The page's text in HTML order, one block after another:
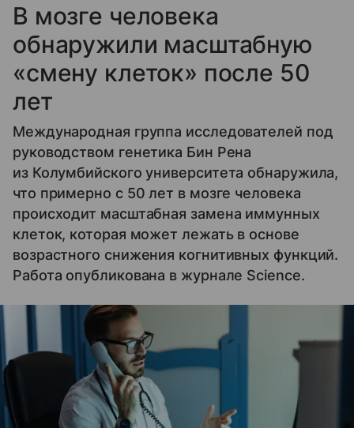
В мозге человека
обнаружили масштабную
«смену клеток» после 50
лет
Международная группа исследователей под
руководством генетика Бин Рена
из Колумбийского университета обнаружила,
что примерно с 50 лет в мозге человека
происходит масштабная замена иммунных
клеток, которая может лежать в основе
возрастного снижения когнитивных функций.
Работа опубликована в журнале Science.